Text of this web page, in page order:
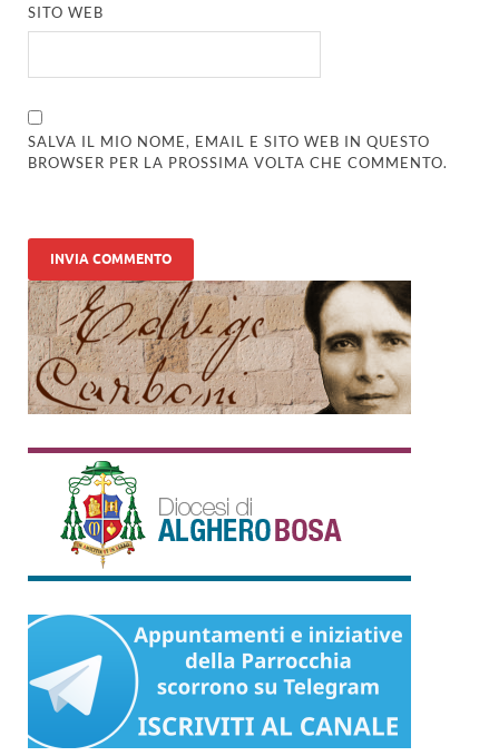
SITO WEB
SALVA IL MIO NOME, EMAIL E SITO WEB IN QUESTO
BROWSER PER LA PROSSIMA VOLTA CHE COMMENTO.